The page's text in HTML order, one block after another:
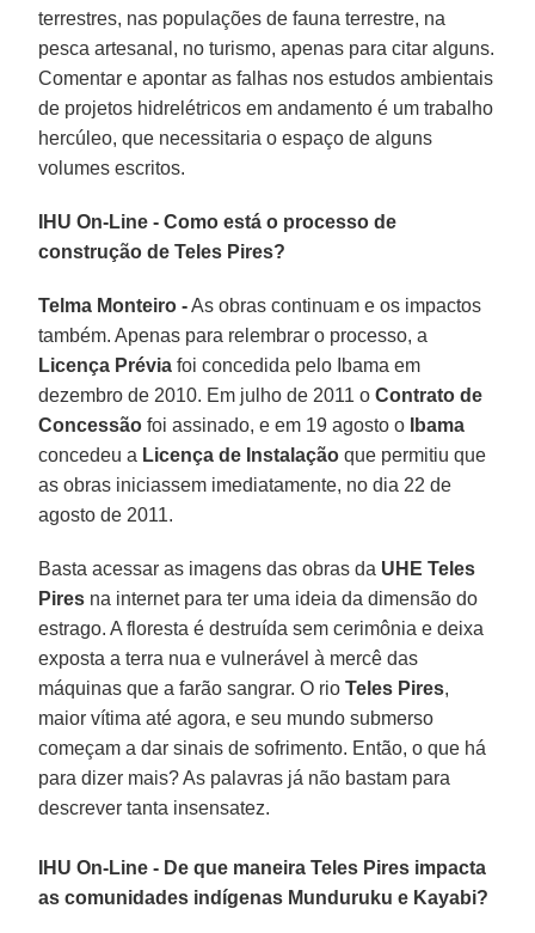
terrestres, nas populações de fauna terrestre, na
pesca artesanal, no turismo, apenas para citar alguns.
Comentar e apontar as falhas nos estudos ambientais
de projetos hidrelétricos em andamento é um trabalho
hercúleo, que necessitaria o espaço de alguns
volumes escritos.
IHU On-Line - Como está o processo de
construção de Teles Pires?
Telma Monteiro -As obras continuam e os impactos
também. Apenas para relembrar o processo, a
Licença Prévia foi concedida pelo Ibama em
dezembro de 2010. Em julho de 2011 oContrato de
Concessão foi assinado, e em 19 agosto o
Ibama
concedeu a Licença de Instalação que permitiu que
as obras iniciassem imediatamente, no dia 22 de
agosto de 2011.
Basta acessar as imagens das obras da UHE Teles
Pires na internet para ter uma ideia da dimensão do
estrago. A floresta é destruída sem cerimônia e deixa
exposta a terra nua e vulnerável à mercê das
máquinas que a farão sangrar. O rioTeles Pires,
maior vítima até agora, e seu mundo submerso
começam a dar sinais de sofrimento. Então, o que há
para dizer mais? As palavras já não bastam para
descrever tanta insensatez.
IHU On-Line - De que maneira Teles Pires impacta
as comunidades indígenas Munduruku e Kayabi?